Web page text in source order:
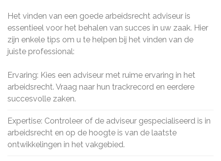
Het vinden van een goede arbeidsrecht adviseur is
essentieel voor het behalen van succes in uw zaak. Hier
zijn enkele tips om u te helpen bij het vinden van de
juiste professional:
Ervaring: Kies een adviseur met ruime ervaring in het
arbeidsrecht. Vraag naar hun trackrecord en eerdere
succesvolle zaken.
Expertise: Controleer of de adviseur gespecialiseerd is in
arbeidsrecht en op de hoogte is van de laatste
ontwikkelingen in het vakgebied.